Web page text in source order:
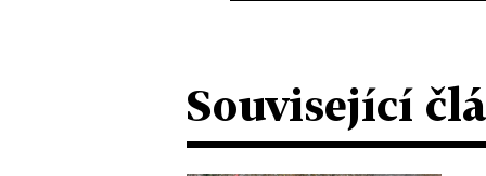
Související